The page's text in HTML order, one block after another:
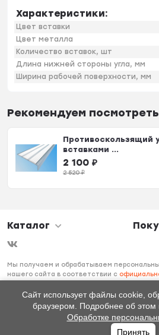
Характеристики:
Цвет вставки
Цвет металла
Количество вставок, шт
Длина нижней стороны угла, мм
Ширина рабочей поверхности, мм
Рекомендуем посмотреть
Противоскользящий
вставками ...
2 100 ₽
2 520₽
Каталог
Мы получаем и обрабатываем
нашего сайта в соответствии с
необходимо покинуть наш сайт.
Сайт использует файлы cookie,
браузером. Подробнее об этом
Обработке
Принять